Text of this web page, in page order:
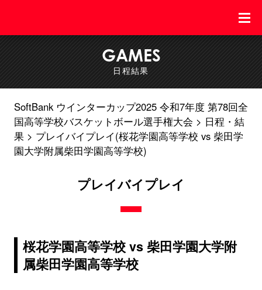
GAMES
日程結果
SoftBank ウインターカップ2025 令和7年度 第78回全
国高等学校バスケットボール選手権大会
日程・結
果
プレイバイプレイ(桜花学園高等学校 vs 柴田学
園大学附属柴田学園高等学校)
プレイバイプレイ
桜花学園高等学校 vs 柴田学園大学附
属柴田学園高等学校